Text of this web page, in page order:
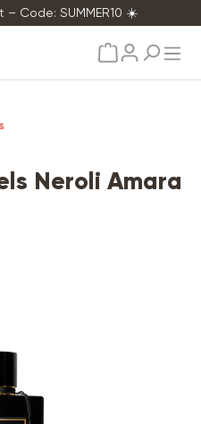
– Code: SUMMER10 ☀️
Neroli Amara